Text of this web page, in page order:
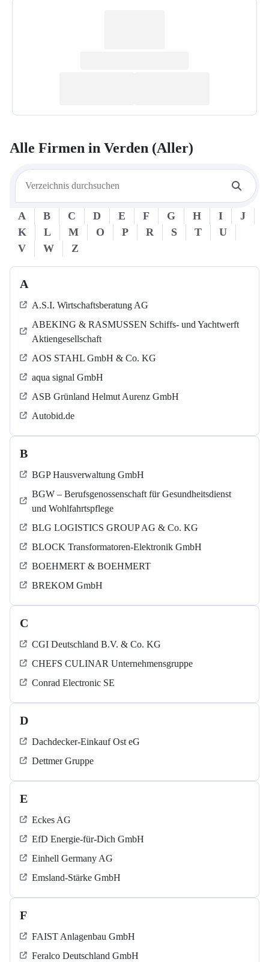
Alle Firmen in Verden (Aller)
A B C D E F G H I
J
K
L M O P R S T
U
V
W Z
A
A.S.I. Wirtschaftsberatung AG
ABEKING & RASMUSSEN Schiffs- und Yachtwerft
Aktiengesellschaft
AOS STAHL GmbH & Co. KG
aqua signal GmbH
ASB Grün­land Helmut Au­renz GmbH
Autobid.de
B
BGP Hausverwaltung GmbH
BGW – Berufsgenossenschaft für Gesundheitsdienst
und Wohlfahrtspflege
BLG LOGISTICS GROUP AG & Co. KG
BLOCK Transformatoren-Elektronik GmbH
BOEHMERT & BOEHMERT
BREKOM GmbH
C
CGI Deutschland B.V. & Co. KG
CHEFS CULINAR Unternehmensgruppe
Conrad Electronic SE
D
Dachdecker-Einkauf Ost eG
Dettmer Gruppe
E
Eckes AG
EfD Energie-für-Dich GmbH
Einhell Germany AG
Emsland-Stärke GmbH
F
FAIST Anlagenbau GmbH
Feralco Deutschland GmbH